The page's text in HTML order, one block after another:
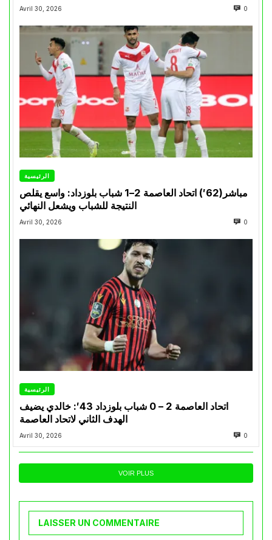
Avril 30, 2026 0
الرئيسية
مباشر(62′) اتحاد العاصمة 2–1 شباب بلوزداد: واسع يقلص
النتيجة للشباب ويشعل النهائي
Avril 30, 2026 0
الرئيسية
اتحاد العاصمة 2 – 0 شباب بلوزداد 43′: خالدي يضيف
الهدف الثاني لاتحاد العاصمة
Avril 30, 2026 0
VOIR PLUS
LAISSER UN COMMENTAIRE